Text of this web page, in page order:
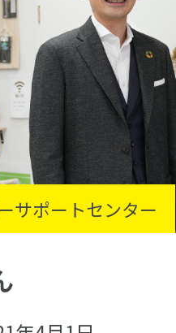
サポートセンター